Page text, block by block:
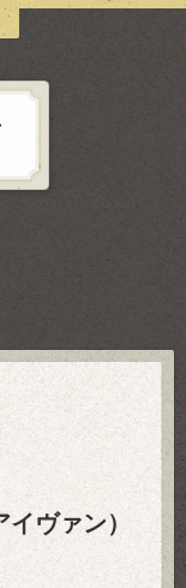
ヴァン）